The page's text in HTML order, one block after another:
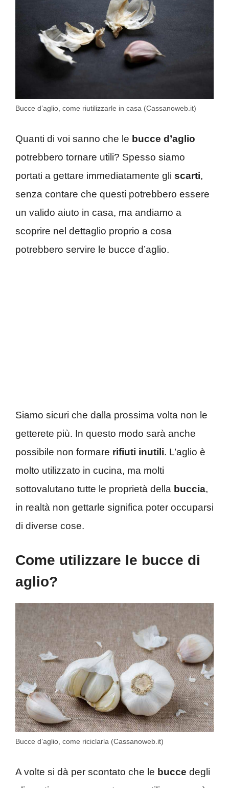
Bucce d’aglio, come riutilizzarle in casa (Cassanoweb.it)
Quanti di voi sanno che le bucce d’aglio
potrebbero tornare utili? Spesso siamo
portati a gettare immediatamente gli scarti,
senza contare che questi potrebbero essere
un valido aiuto in casa, ma andiamo a
scoprire nel dettaglio proprio a cosa
potrebbero servire le bucce d’aglio.
Siamo sicuri che dalla prossima volta non le
getterete più. In questo modo sarà anche
possibile non formare rifiuti inutili. L’aglio è
molto utilizzato in cucina, ma molti
sottovalutano tutte le proprietà della buccia,
in realtà non gettarle significa poter occuparsi
di diverse cose.
Come utilizzare le bucce di
aglio?
Bucce d’aglio, come riciclarla (Cassanoweb.it)
A volte si dà per scontato che le bucce degli